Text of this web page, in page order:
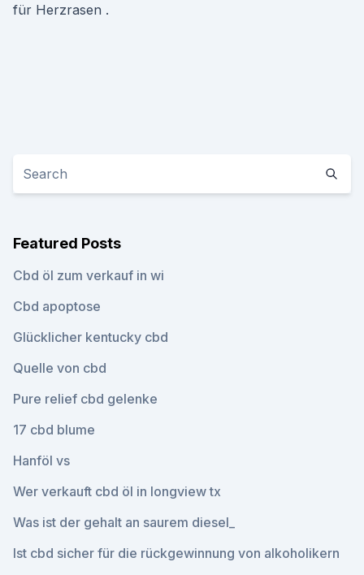
für Herzrasen .
Featured Posts
Cbd öl zum verkauf in wi
Cbd apoptose
Glücklicher kentucky cbd
Quelle von cbd
Pure relief cbd gelenke
17 cbd blume
Hanföl vs
Wer verkauft cbd öl in longview tx
Was ist der gehalt an saurem diesel_
Ist cbd sicher für die rückgewinnung von alkoholikern